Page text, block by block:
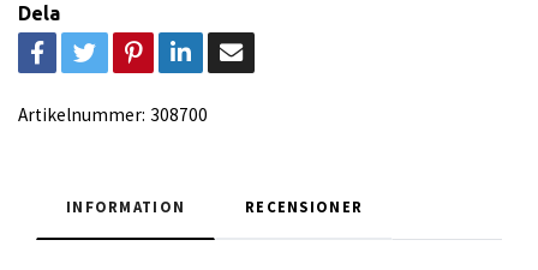
Dela
Artikelnummer: 308700
INFORMATION RECENSIONER